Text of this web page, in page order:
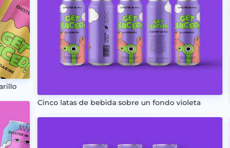
Cinco latas de bebida sobre un fondo violeta